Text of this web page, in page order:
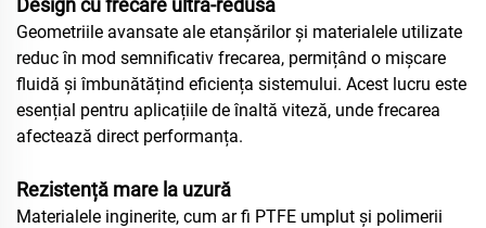
Geometriile avansate ale etanșărilor și materialele utilizate
reduc în mod semnificativ frecarea, permițând o mișcare
fluidă și îmbunătățind eficiența sistemului. Acest lucru este
esențial pentru aplicațiile de înaltă viteză, unde frecarea
afectează direct performanța.
Rezistență mare la uzură
Materialele inginerite, cum ar fi PTFE umplut și polimerii